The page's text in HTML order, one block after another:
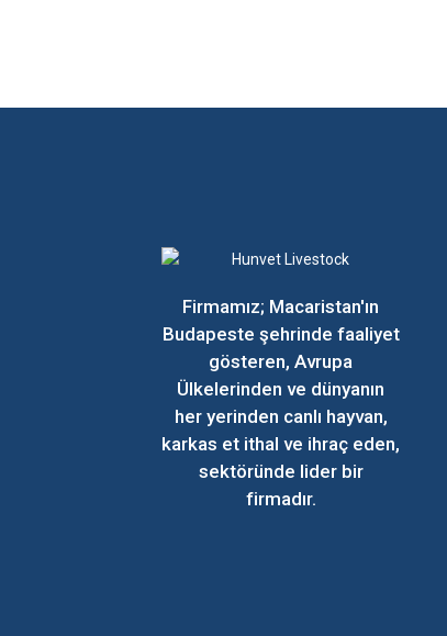
Firmamız; Macaristan'ın
Budapeste şehrinde faaliyet
gösteren, Avrupa
Ülkelerinden ve dünyanın
her yerinden canlı hayvan,
karkas et ithal ve ihraç eden,
sektöründe lider bir
firmadır.